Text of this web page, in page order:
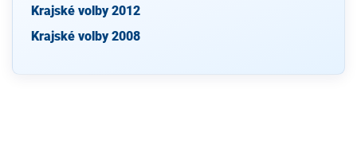
Krajské volby 2012
Krajské volby 2008